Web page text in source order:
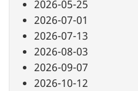
2026-05-25
2026-07-01
2026-07-13
2026-08-03
2026-09-07
2026-10-12